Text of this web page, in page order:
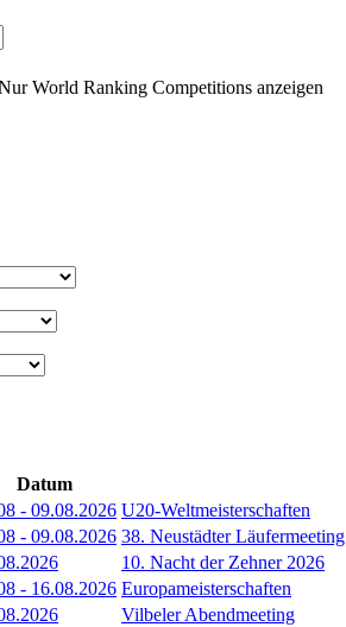
World Ranking Competitions anzeigen
Datum
- 09.08.2026 U20-Weltmeisterschaften
- 09.08.2026 38. Neustädter Läufermeeting
10. Nacht der Zehner 2026
- 16.08.2026 Europameisterschaften
Vilbeler Abendmeeting